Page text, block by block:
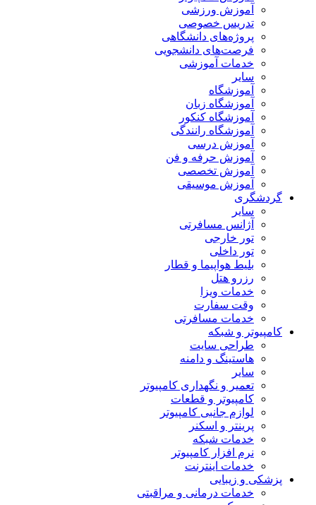
آموزش ورزشی
تدریس خصوصی
پروژه‌های دانشگاهی
فرصت‌های دانشجویی
خدمات آموزشی
سایر
آموزشگاه
آموزشگاه زبان
آموزشگاه کنکور
آموزشگاه رانندگی
آموزش درسی
آموزش حرفه و فن
آموزش تخصصی
آموزش موسیقی
گردشگری
سایر
آژانس مسافرتی
تور خارجی
تور داخلی
بلیط هواپیما و قطار
رزرو هتل
خدمات ویزا
وقت سفارت
خدمات مسافرتی
کامپیوتر و شبکه
طراحی سایت
هاستینگ و دامنه
سایر
تعمیر و نگهداری کامپیوتر
کامپیوتر و قطعات
لوازم جانبی کامپیوتر
پرینتر و اسکنر
خدمات شبکه
نرم افزار کامپیوتر
خدمات اینترنت
پزشکی و زیبایی
خدمات درمانی و مراقبتی